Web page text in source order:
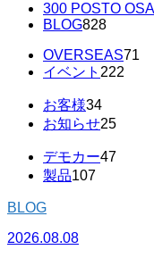
300 POSTO
BLOG828
OVERSEAS71
イベント 222
お客様34
お知らせ25
デモカー47
製品107
BLOG
2026.08.08